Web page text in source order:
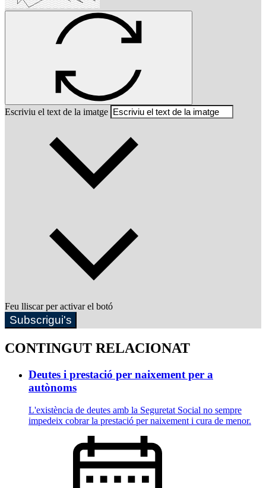
Escriviu el text de la imatge
Feu lliscar per activar el botó
Subscrigui's
CONTINGUT RELACIONAT
Deutes i prestació per naixement per a
autònoms
L'existència de deutes amb la Seguretat Social no sempre
impedeix cobrar la prestació per naixement i cura de menor.